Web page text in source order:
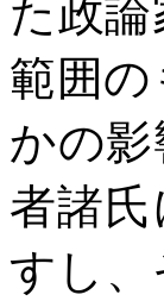
た政
範囲
かの
者諸
すし